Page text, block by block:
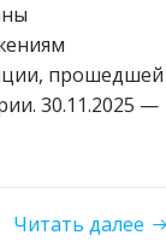
прошедшей
30.11.2025 —
Читать далее